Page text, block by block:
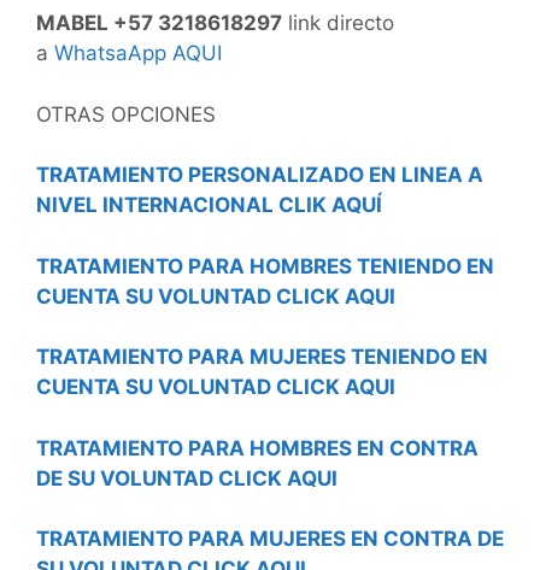
MABEL +57 3218618297 link directo
a WhatsaApp AQUI
OTRAS OPCIONES
TRATAMIENTO PERSONALIZADO EN LINEA A
NIVEL INTERNACIONAL CLIK AQUÍ
TRATAMIENTO PARA HOMBRES TENIENDO EN
CUENTA SU VOLUNTAD CLICK AQUI
TRATAMIENTO PARA MUJERES TENIENDO EN
CUENTA SU VOLUNTAD CLICK AQUI
TRATAMIENTO PARA HOMBRES EN CONTRA
DE SU VOLUNTAD CLICK AQUI
TRATAMIENTO PARA MUJERES EN CONTRA DE